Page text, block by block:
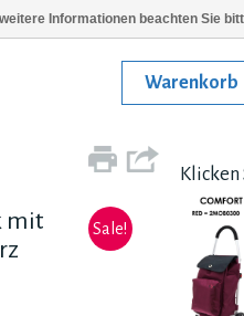
Warenkorb
Sale!
mit
Informationen beachten Sie